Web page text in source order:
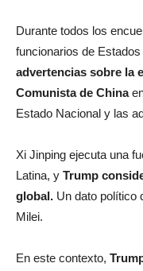
Durante todos los
funcionarios de
advertencias sobre la
Comunista de China
Estado Nacional y las
Xi Jinping ejecuta una
Latina, y Trump
global. Un dato político
Milei.
En este contexto,